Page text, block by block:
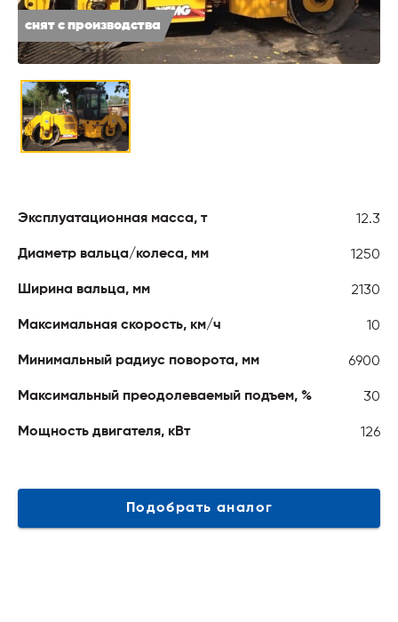
снят с производства
Эксплуатационная масса, т 12.3
Диаметр вальца/колеса, мм 1250
Ширина вальца, мм 2130
Максимальная скорость, км/ч 10
Минимальный радиус поворота, мм 6900
Максимальный преодолеваемый подъем, % 30
Мощность двигателя, кВт 126
Подобрать аналог